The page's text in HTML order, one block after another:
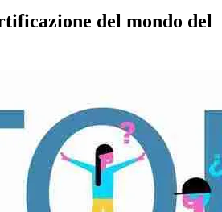
del mondo del